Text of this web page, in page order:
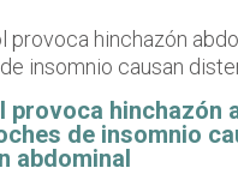
provoca hinchazón
de insomnio
abdominal